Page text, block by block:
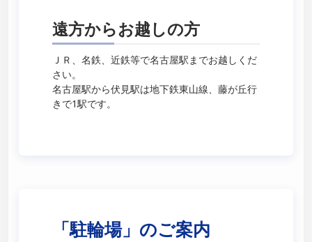
遠方からお越しの方
ＪＲ、名鉄、近鉄等で名古屋駅までお越しくだ
さい。
名古屋駅から伏見駅は地下鉄東山線、藤が丘行
きで1駅です。
「駐輪場」のご案内